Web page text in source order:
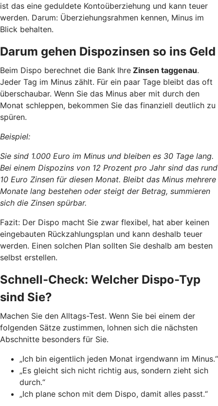
ist das eine geduldete Kontoüberziehung und kann teuer
werden. Darum: Überziehungsrahmen kennen, Minus im
Blick behalten.
Darum gehen Dispozinsen so ins Geld
Beim Dispo berechnet die Bank Ihre Zinsen taggenau.
Jeder Tag im Minus zählt. Für ein paar Tage bleibt das oft
überschaubar. Wenn Sie das Minus aber mit durch den
Monat schleppen, bekommen Sie das finanziell deutlich zu
spüren.
Beispiel:
Sie sind 1.000 Euro im Minus und bleiben es 30 Tage lang.
Bei einem Dispozins von 12 Prozent pro Jahr sind das rund
10 Euro Zinsen für diesen Monat. Bleibt das Minus mehrere
Monate lang bestehen oder steigt der Betrag, summieren
sich die Zinsen spürbar.
Fazit: Der Dispo macht Sie zwar flexibel, hat aber keinen
eingebauten Rückzahlungsplan und kann deshalb teuer
werden. Einen solchen Plan sollten Sie deshalb am besten
selbst erstellen.
Schnell-Check: Welcher Dispo-Typ
sind Sie?
Machen Sie den Alltags-Test. Wenn Sie bei einem der
folgenden Sätze zustimmen, lohnen sich die nächsten
Abschnitte besonders für Sie.
„Ich bin eigentlich jeden Monat irgendwann im Minus.“
„Es gleicht sich nicht richtig aus, sondern zieht sich
durch.“
„Ich plane schon mit dem Dispo, damit alles passt.“